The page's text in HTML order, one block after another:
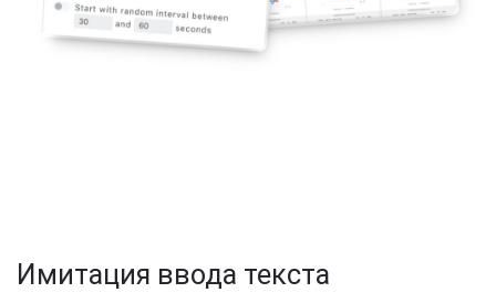
Имитация ввода текста